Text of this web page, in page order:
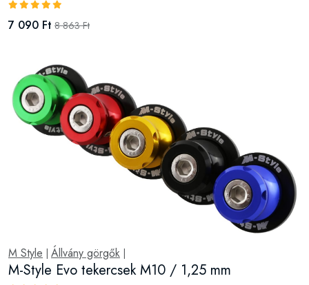
7 090 Ft 8 863 Ft
M Style Állvány görgők
M-Style Evo tekercsek M10 / 1,25 mm